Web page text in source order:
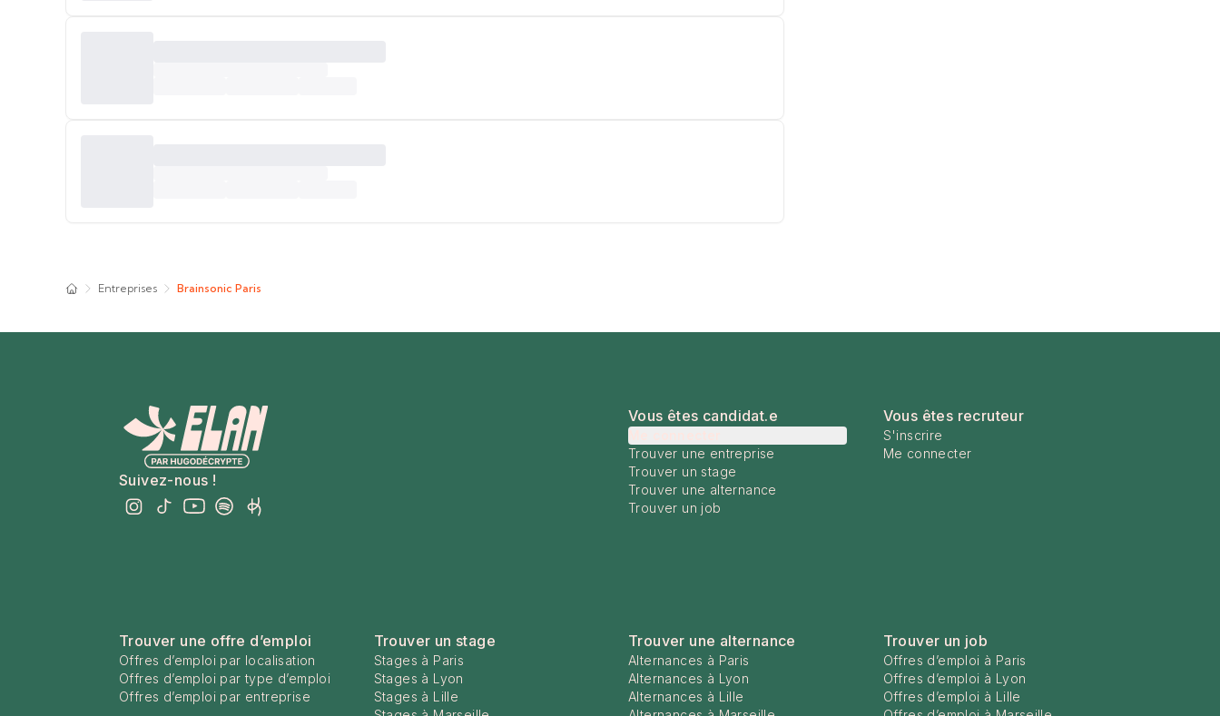
Entreprises Brainsonic Paris
Suivez-nous !
Vous êtes candidat.e
Trouver une entreprise
Trouver un stage
Trouver une alternance
Trouver un job
Vous êtes recruteur
S'inscrire
Me connecter
Trouver une offre d’emploi
Offres d’emploi par localisation
Offres d’emploi par type d’emploi
Offres d’emploi par entreprise
Trouver un stage
Stages à Paris
Stages à Lyon
Stages à Lille
Trouver une alternance
Alternances à Paris
Alternances à Lyon
Alternances à Lille
Trouver un job
Offres d’emploi à Paris
Offres d’emploi à Lyon
Offres d’emploi à Lille